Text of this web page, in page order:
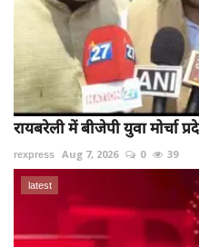
रायबरेली में बीजेपी युवा मोर्चा
rexpress Aug 7, 2026 0 39
latest